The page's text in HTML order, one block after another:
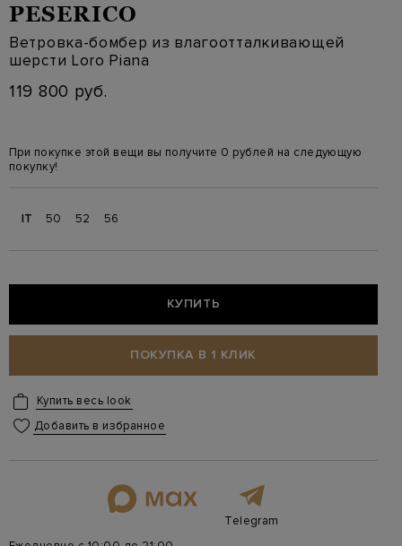
PESERICO
Ветровка-бомбер из влагоотталкивающей
шерсти Loro Piana
119 800 руб.
При покупке этой вещи вы получите 0 рублей на следующую
покупку!
IT 50 52 56
КУПИТЬ
ПОКУПКА В 1 КЛИК
Купить весь look
Добавить в избранное
Telegram